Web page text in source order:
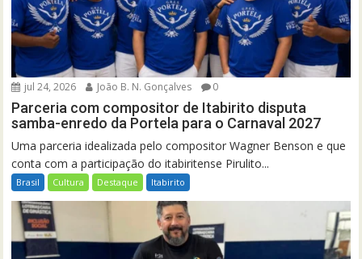
jul 24, 2026 João B. N. Gonçalves 0
Parceria com compositor de Itabirito disputa
samba-enredo da Portela para o Carnaval 2027
Uma parceria idealizada pelo compositor Wagner Benson e que
conta com a participação do itabiritense Pirulito...
Brasil Cultura Destaque Itabirito